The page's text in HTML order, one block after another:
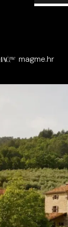
magme.hr